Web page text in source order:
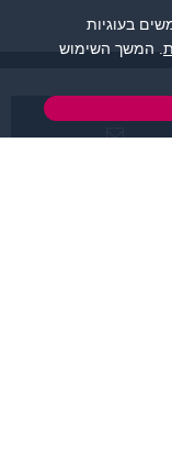
בעוגיות
. המשך השימוש